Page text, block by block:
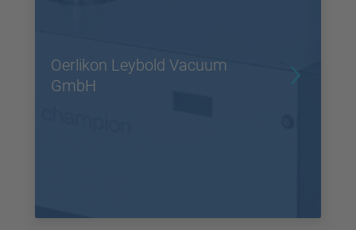
Oerlikon Leybold Vacuum
GmbH